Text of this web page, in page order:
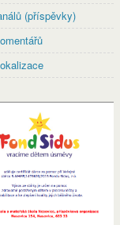
(příspěvky)